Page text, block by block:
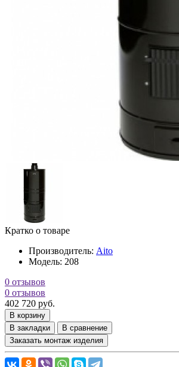
Кратко о товаре
Производитель: Aito
Модель: 208
0 отзывов
0 отзывов
402 720 руб.
В корзину
В закладки
В сравнение
Заказать монтаж изделия